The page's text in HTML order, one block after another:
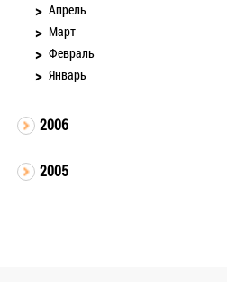
Апрель
Март
Февраль
Январь
2006
2005